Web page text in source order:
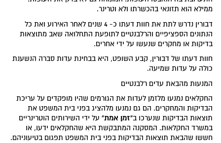
ממילא הוא תזונאי בהכשרתו ולא וטרינר.
דבורין נדרש לתת את חוות דעתו כ- 4 שנים לאחר האירוע ואת כל
הנתונים הספציפיים והרלבנטיים לתופעת התחלואה שאב מתוצאות
בדיקות או מחקרים שנעשו על ידי אחרים.
חוות דעתו של דבורין, קבע השופט, היא בבחינת עדות סברה הנשענת
כולה על עדות שמיעה.
המנעות מהבאת עדים רלבנטיים
החקלאים נמנעו מלזמן לעדות את הגורמים שהיו מופקדים על עריכת
הבדיקות והמחקרים. הם גם נמנעו מלהציג בפני בית המשפט את
תוצאות הבדיקות שנערכו ב"זמן אמת" על ידי השירותים הוטרינריים
במשרד החקלאות. המסקנה המתבקשת היא שהחקלאים ידעו, או
חששו שהבאת תוצאות הבדיקות בפני בית המשפט תפגום בטיעוניהם.